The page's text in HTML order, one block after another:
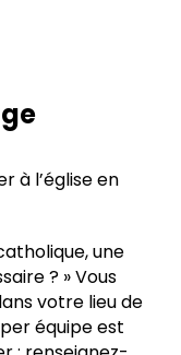
à l’église en
une
? » Vous
votre lieu de
équipe est